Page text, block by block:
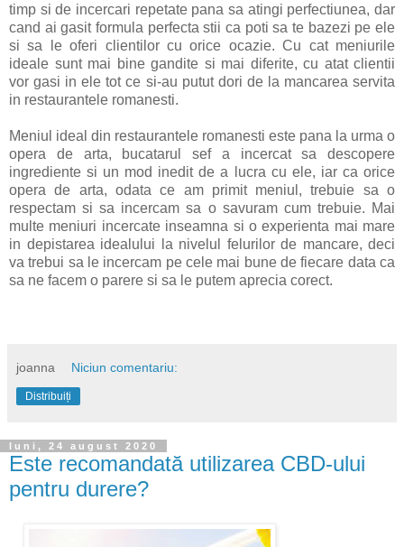
timp si de incercari repetate pana sa atingi perfectiunea, dar
cand ai gasit formula perfecta stii ca poti sa te bazezi pe ele
si sa le oferi clientilor cu orice ocazie. Cu cat meniurile
ideale sunt mai bine gandite si mai diferite, cu atat clientii
vor gasi in ele tot ce si-au putut dori de la mancarea servita
in restaurantele romanesti.
Meniul ideal din restaurantele romanesti este pana la urma o
opera de arta, bucatarul sef a incercat sa descopere
ingrediente si un mod inedit de a lucra cu ele, iar ca orice
opera de arta, odata ce am primit meniul, trebuie sa o
respectam si sa incercam sa o savuram cum trebuie. Mai
multe meniuri incercate inseamna si o experienta mai mare
in depistarea idealului la nivelul felurilor de mancare, deci
va trebui sa le incercam pe cele mai bune de fiecare data ca
sa ne facem o parere si sa le putem aprecia corect.
joanna Niciun comentariu:
Distribuiți
luni, 24 august 2020
Este recomandată utilizarea CBD-ului
pentru durere?